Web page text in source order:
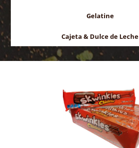
Gelatine
Cajeta & Dulce de Leche